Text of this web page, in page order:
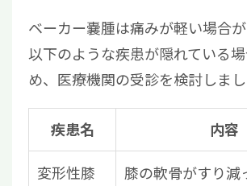
ベーカー嚢腫は痛みが軽い場合が
以下のような疾患が隠れている
め、医療機関の受診を検討しまし
疾患名 内容
変形性膝
膝の軟骨がすり減